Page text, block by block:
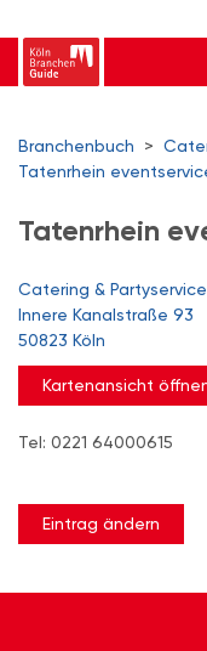
Branchenbuch >
Tatenrhein
Tatenrhein
Catering & Partyservice
Innere Kanalstraße 93
50823 Köln
Kartenansicht
Tel: 0221 64000615
Eintrag ändern